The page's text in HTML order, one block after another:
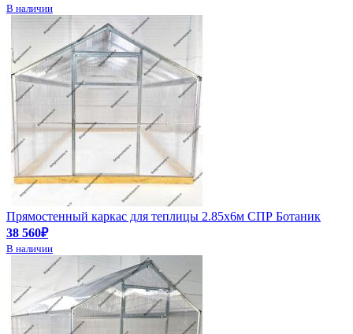
В наличии
Прямостенный каркас для теплицы 2.85х6м СПР Ботаник
38 560₽
В наличии